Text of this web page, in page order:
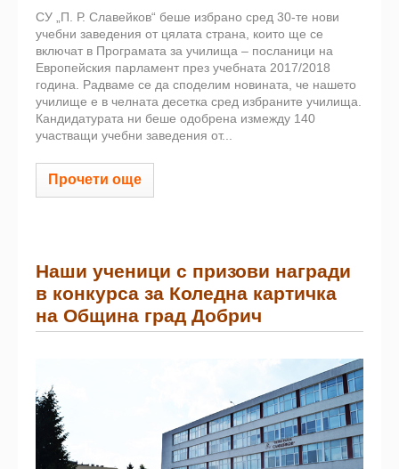
СУ „П. Р. Славейков“ беше избрано сред 30-те нови
учебни заведения от цялата страна, които ще се
включат в Програмата за училища – посланици на
Европейския парламент през учебната 2017/2018
година. Радваме се да споделим новината, че нашето
училище е в челната десетка сред избраните училища.
Кандидатурата ни беше одобрена измежду 140
участващи учебни заведения от...
Прочети още
Наши ученици с призови награди
в конкурса за Коледна картичка
на Община град Добрич